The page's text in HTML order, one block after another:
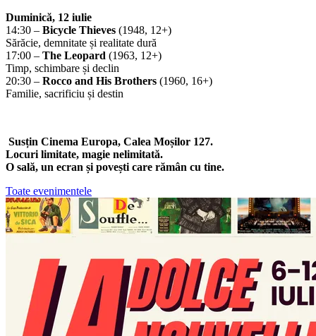
Duminică, 12 iulie
14:30 – Bicycle Thieves (1948, 12+)
Sărăcie, demnitate și realitate dură
17:00 – The Leopard (1963, 12+)
Timp, schimbare și declin
20:30 – Rocco and His Brothers (1960, 16+)
Familie, sacrificiu și destin
Susțin Cinema Europa, Calea Moșilor 127.
Locuri limitate, magie nelimitată.
O sală, un ecran și povești care rămân cu tine.
Toate evenimentele